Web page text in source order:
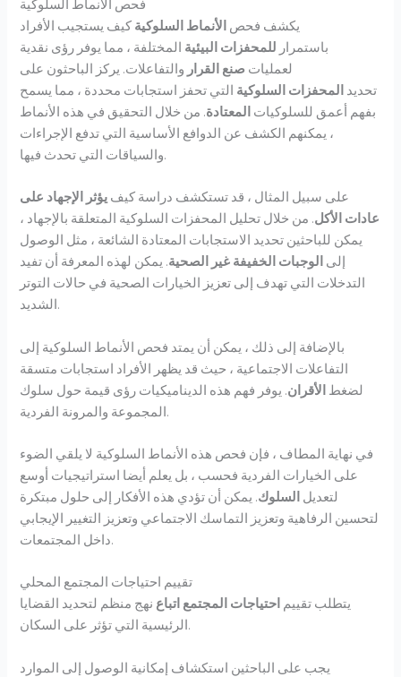
فحص الأنماط السلوكية
يكشف فحص الأنماط السلوكية كيف يستجيب الأفراد
باستمرار للمحفزات البيئية المختلفة ، مما يوفر رؤى نقدية
لعمليات صنع القرار والتفاعلات. يركز الباحثون على
تحديد المحفزات السلوكية التي تحفز استجابات محددة ، مما يسمح
بفهم أعمق للسلوكيات المعتادة. من خلال التحقيق في هذه الأنماط
، يمكنهم الكشف عن الدوافع الأساسية التي تدفع الإجراءات
والسياقات التي تحدث فيها.
على سبيل المثال ، قد تستكشف دراسة كيف يؤثر الإجهاد على
عادات الأكل. من خلال تحليل المحفزات السلوكية المتعلقة بالإجهاد ،
يمكن للباحثين تحديد الاستجابات المعتادة الشائعة ، مثل الوصول
إلى الوجبات الخفيفة غير الصحية. يمكن لهذه المعرفة أن تفيد
التدخلات التي تهدف إلى تعزيز الخيارات الصحية في حالات التوتر
الشديد.
بالإضافة إلى ذلك ، يمكن أن يمتد فحص الأنماط السلوكية إلى
التفاعلات الاجتماعية ، حيث قد يظهر الأفراد استجابات متسقة
لضغط الأقران. يوفر فهم هذه الديناميكيات رؤى قيمة حول سلوك
المجموعة والمرونة الفردية.
في نهاية المطاف ، فإن فحص هذه الأنماط السلوكية لا يلقي الضوء
على الخيارات الفردية فحسب ، بل يعلم أيضا استراتيجيات أوسع
لتعديل السلوك. يمكن أن تؤدي هذه الأفكار إلى حلول مبتكرة
لتحسين الرفاهية وتعزيز التماسك الاجتماعي وتعزيز التغيير الإيجابي
داخل المجتمعات.
تقييم احتياجات المجتمع المحلي
يتطلب تقييم احتياجات المجتمع اتباع نهج منظم لتحديد القضايا
الرئيسية التي تؤثر على السكان.
يجب على الباحثين استكشاف إمكانية الوصول إلى الموارد